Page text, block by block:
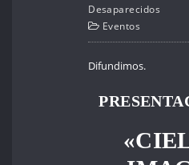
Desaparecidos
Eventos
Difundimos.